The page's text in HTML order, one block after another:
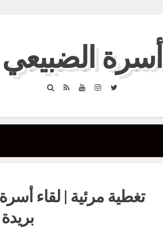
أسرة الضبيعي
Twitter
Instagram
YouTube
RSS
Search
تغطية مرئية | لقاء
بريدة 1441هـ